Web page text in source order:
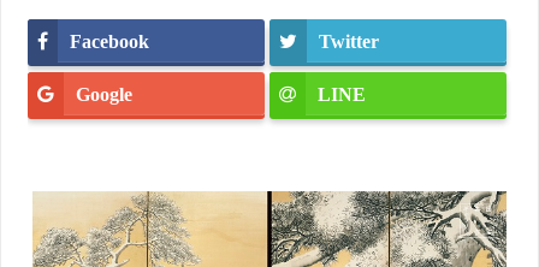
Facebook Twitter
Google LINE